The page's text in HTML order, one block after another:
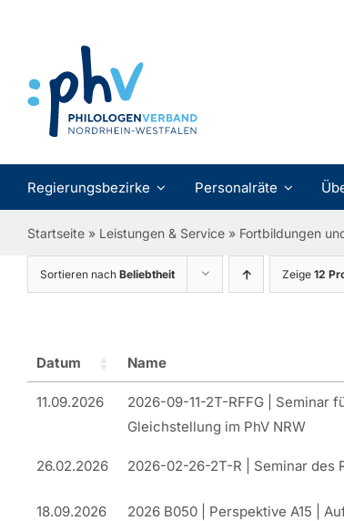
Regierungsbezirke Personalräte
Startseite » Leistungen & Service » Fortbildungen
Sortieren nach Beliebtheit Zeige 12
Datum Name
11.09.2026
2026-09-11-2T-RFFG | Seminar
Gleichstellung im PhV NRW
26.02.2026 2026-02-26-2T-R | Seminar des
18.09.2026 2026 B050 | Perspektive A15 |